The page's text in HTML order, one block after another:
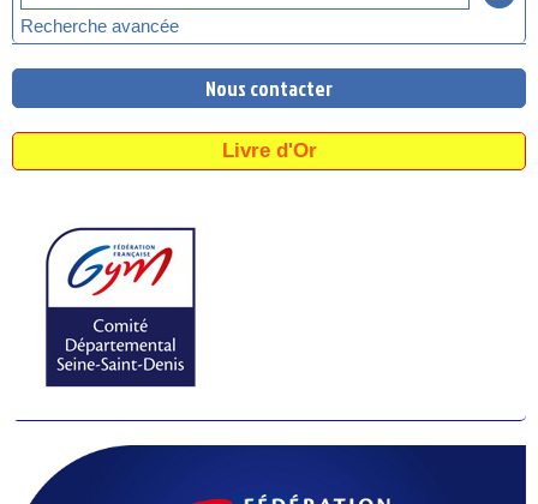
Recherche avancée
Nous contacter
Livre d'Or